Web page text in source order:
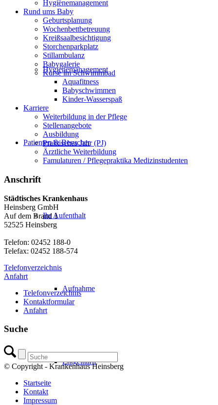
Hygienemanagement
Patienten & Besucher
Ihr Aufenthalt
Aufnahme
Entgelttarif
Hygienemanagement
Rund ums Baby
Geburtsplanung
Wochenbettbetreuung
Kreißsaalbesichtigung
Storchenparkplatz
Stillambulanz
Babygalerie
Kurse im Schwimmbad
Aquafitness
Babyschwimmen
Kinder-Wasserspaß
Karriere
Weiterbildung in der Pflege
Stellenangebote
Ausbildung
Praktisches Jahr (PJ)
Ärztliche Weiterbildung
Famulaturen / Pflegepraktika Medizinstudenten
Anschrift
Städtisches Krankenhaus
Heinsberg GmbH
Auf dem Brand 1
52525 Heinsberg
Telefon: 02452 188-0
Telefax: 02452 188-574
Telefonverzeichnis
Anfahrt
Telefonverzeichnis
Kontaktformular
Anfahrt
Suche
© Copyright - Krankenhaus Heinsberg
Startseite
Kontakt
Impressum